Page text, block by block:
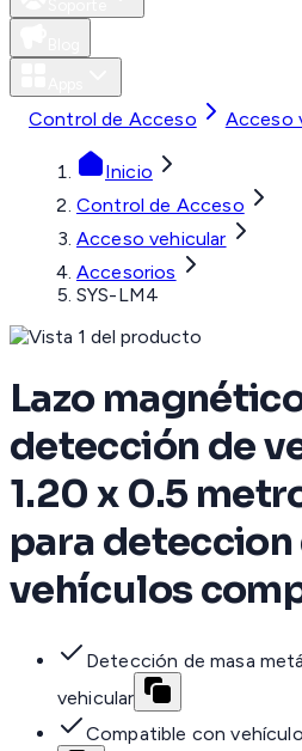
Control de Acceso Acceso
Inicio
Control de Acceso
Acceso vehicular
Accesorios
SYS-LM4
Lazo
detección de
1.20 x 0.5
para deteccion
vehículos
Detección de masa
vehicular
Compatible con